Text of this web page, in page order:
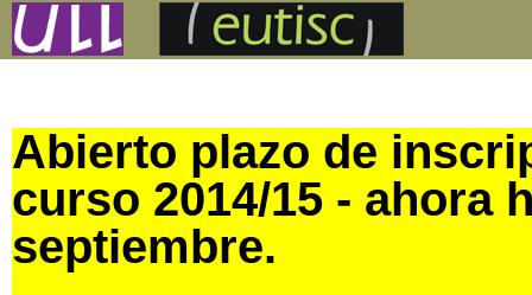
Abierto plazo de
curso 2014/15 - ahora
septiembre.